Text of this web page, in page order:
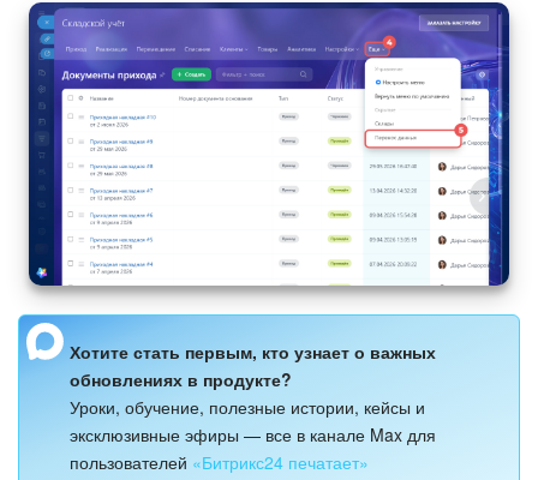
Хотите стать первым, кто узнает о важных
обновлениях в продукте?
Уроки, обучение, полезные истории, кейсы и
эксклюзивные эфиры — все в канале Max для
пользователей «Битрикс24 печатает»